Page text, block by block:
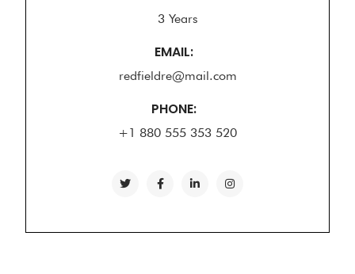
3 Years
EMAIL:
redfieldre@mail.com
PHONE:
+1 880 555 353 520